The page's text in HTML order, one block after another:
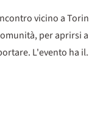
vicino a
per aprirsi
L'evento ha